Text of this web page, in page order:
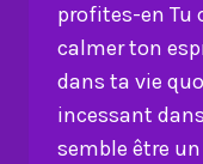
profites-en Tu
calmer ton
dans ta vie
incessant
semble être